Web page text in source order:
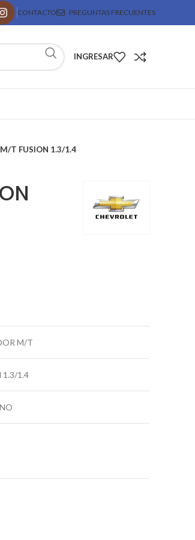
CONTACTO PREGUNTAS FRECUENTES
INGRESAR
T FUSION 1.3/1.4
M/T
1.3/1.4